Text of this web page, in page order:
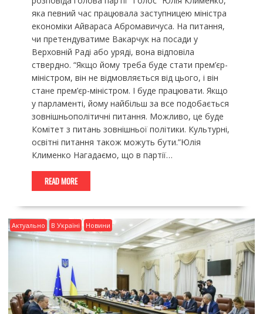
яка певний час працювала заступницею міністра
економіки Айвараса Абромавичуса. На питання,
чи претендуватиме Вакарчук на посади у
Верховній Раді або уряді, вона відповіла
ствердно. “Якщо йому треба буде стати прем’єр-
міністром, він не відмовляється від цього, і він
стане прем’єр-міністром. І буде працювати. Якщо
у парламенті, йому найбільш за все подобається
зовнішньополітичні питання. Можливо, це буде
Комітет з питань зовнішньої політики. Культурні,
освітні питання також можуть бути.”Юлія
Клименко Нагадаємо, що в партії…
READ MORE
Актуально В Україні Новини